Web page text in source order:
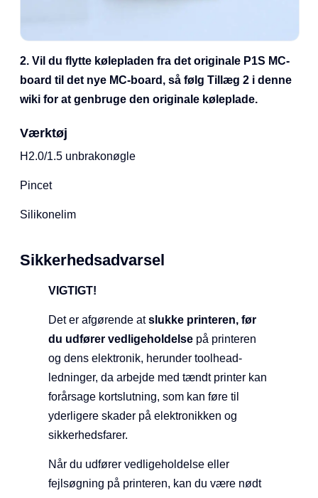
2. Vil du flytte kølepladen fra det originale P1S MC-
board til det nye MC-board, så følg Tillæg 2 i denne
wiki for at genbruge den originale køleplade.
Værktøj
H2.0/1.5 unbrakonøgle
Pincet
Silikonelim
Sikkerhedsadvarsel
VIGTIGT!
Det er afgørende atslukke printeren, før
du udfører vedligeholdelse på printeren
og dens elektronik, herunder toolhead-
ledninger, da arbejde med tændt printer kan
forårsage kortslutning, som kan føre til
yderligere skader på elektronikken og
sikkerhedsfarer.
Når du udfører vedligeholdelse eller
fejlsøgning på printeren, kan du være nødt